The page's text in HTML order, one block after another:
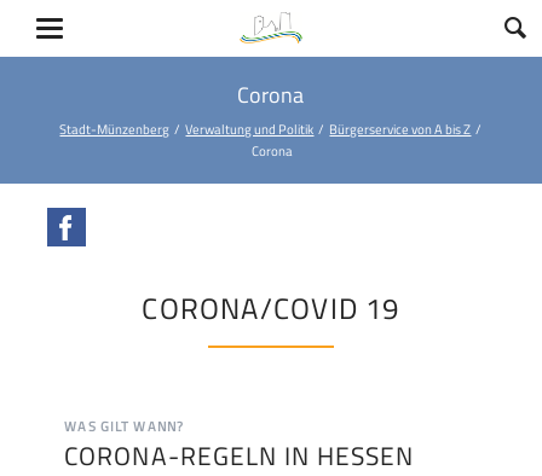
Corona
Stadt-Münzenberg Verwaltung und Politik
Bürgerservice von A bis Z
Corona
CORONA/COVID 19
WAS GILT WANN?
CORONA-REGELN IN HESSEN